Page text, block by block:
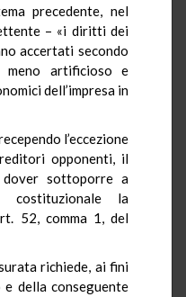
precedente, nel
– «i diritti dei
accertati secondo
meno artificioso e
dell’impresa in
l’eccezione
opponenti, il
sottoporre a
costituzionale la
52, comma 1, del
richiede, ai fini
e della conseguente